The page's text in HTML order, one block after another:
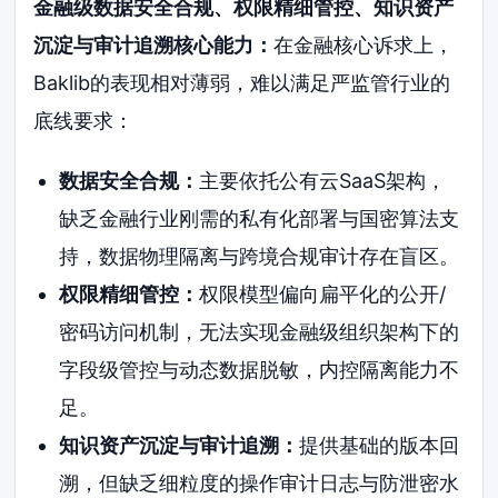
金融级数据安全合规、权限精细管控、知识资产
沉淀与审计追溯核心能力：在金融核心诉求上，
Baklib的表现相对薄弱，难以满足严监管行业的
底线要求：
数据安全合规： 主要依托公有云SaaS架构，
缺乏金融行业刚需的私有化部署与国密算法支
持，数据物理隔离与跨境合规审计存在盲区。
权限精细管控： 权限模型偏向扁平化的公开/
密码访问机制，无法实现金融级组织架构下的
字段级管控与动态数据脱敏，内控隔离能力不
足。
知识资产沉淀与审计追溯： 提供基础的版本回
溯，但缺乏细粒度的操作审计日志与防泄密水